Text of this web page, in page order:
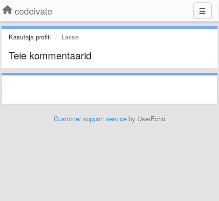
codeivate
Kasutaja profiil Lasse
Teie kommentaarid
Customer support service by UserEcho